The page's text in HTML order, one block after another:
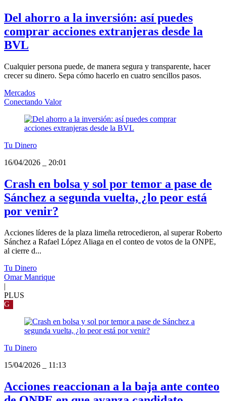
Del ahorro a la inversión: así puedes
comprar acciones extranjeras desde la
BVL
Cualquier persona puede, de manera segura y transparente, hacer
crecer su dinero. Sepa cómo hacerlo en cuatro sencillos pasos.
Mercados
Conectando Valor
Tu Dinero
16/04/2026
20:01
Crash en bolsa y sol por temor a pase de
Sánchez a segunda vuelta, ¿lo peor está
por venir?
Acciones líderes de la plaza limeña retrocedieron, al superar Roberto
Sánchez a Rafael López Aliaga en el conteo de votos de la ONPE,
al cierre d...
Tu Dinero
Omar Manrique
|
PLUS
G
Tu Dinero
15/04/2026
11:13
Acciones reaccionan a la baja ante conteo